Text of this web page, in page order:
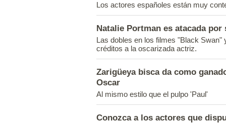
Los actores españoles están muy
Natalie Portman es atacada por
Las dobles en los filmes "Black Swan"
créditos a la oscarizada actriz.
Zarigüeya bisca da como
Oscar
Al mismo estilo que el pulpo 'Paul'
Conozca a los actores que